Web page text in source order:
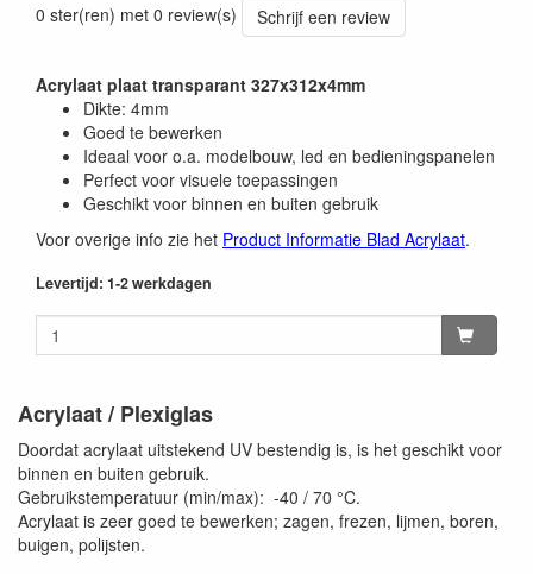
0 ster(ren) met 0 review(s)
Schrijf een review
Acrylaat plaat transparant 327x312x4mm
Dikte: 4mm
Goed te bewerken
Ideaal voor o.a. modelbouw, led en bedieningspanelen
Perfect voor visuele toepassingen
Geschikt voor binnen en buiten gebruik
Voor overige info zie het Product Informatie Blad Acrylaat.
Levertijd: 1-2 werkdagen
Acrylaat / Plexiglas
Doordat acrylaat uitstekend UV bestendig is, is het geschikt voor
binnen en buiten gebruik.
Gebruikstemperatuur (min/max): -40 / 70 °C.
Acrylaat is zeer goed te bewerken; zagen, frezen, lijmen, boren,
buigen, polijsten.